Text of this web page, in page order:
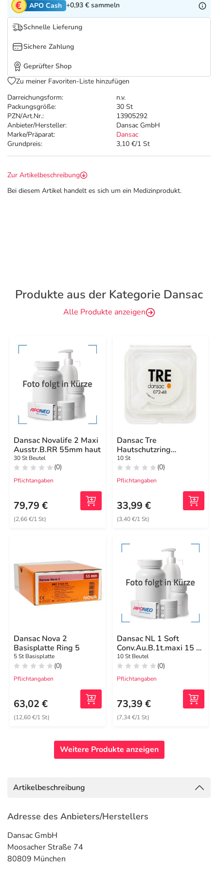
Tierapotheke
Marken
Täglich gut versorgt
Salus Deals
Darreichungsform:
n.v.
Packungsgröße:
30 St
PZN/Art.Nr.:
13905292
Anbieter/Hersteller:
Dansac GmbH
Marke/Präparat:
Dansac
Grundpreis:
3,10 €/1 St
APO Cash +0,93 € sammeln
Schnelle Lieferung
Sichere Zahlung
Geprüfter Shop
Zu meiner Favoriten-Liste hinzufügen
Zur Artikelbeschreibung
Bei diesem Artikel handelt es sich um ein Medizinprodukt.
Produkte aus der Kategorie Dansac
Alle Produkte anzeigen
Dansac Novalife 2 Maxi
Ausstr.B.RR 55mm haut
30 St Beutel
(0)
Pflichtangaben
79,79 €
(2,66 €/1 St)
Dansac Tre
Hautschutzring
vorgestanzt Lo.18mm
zentral
10 St
(0)
Pflichtangaben
33,99 €
(3,40 €/1 St)
Dansac Nova 2
Basisplatte Ring 5
5 St Basisplatte
(0)
Pflichtangaben
63,02 €
(12,60 €/1 St)
Dansac NL 1 Soft
Conv.Au.B.1t.maxi 15 -
54 tra.
10 St Beutel
(0)
Pflichtangaben
73,39 €
(7,34 €/1 St)
Weitere Produkte anzeigen
Artikelbeschreibung
Adresse des Anbieters/Herstellers
Dansac GmbH
Moosacher Straße 74
80809 München